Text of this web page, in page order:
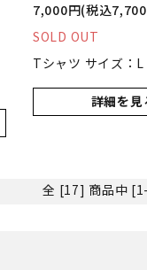
7,000円(税込
SOLD OUT
Tシャツ サイズ：L
詳細を見
全 [17] 商品中